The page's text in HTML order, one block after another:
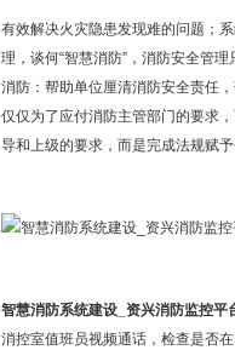
有效解决火灾隐患发现难的问题；
理，谈何“智慧消防”，消防安全管
消防：帮助单位厘清消防安全责任
仅仅为了应付消防主管部门的要求
导和上级的要求，而是完成法规赋
智慧消防系统建设_资兴消防监控平
消控室值班员视频通话，检查是否